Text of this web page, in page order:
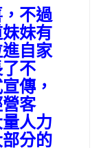
不過
妹有
自家
不
傳，
客
人力
分的